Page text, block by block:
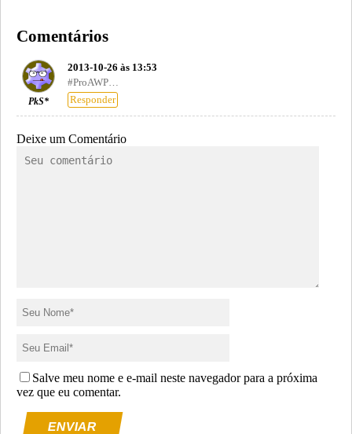
Comentários
PkS*
2013-10-26 às 13:53
#ProAWP…
Responder
Deixe um Comentário
Salve meu nome e e-mail neste navegador para a próxima
vez que eu comentar.
ENVIAR